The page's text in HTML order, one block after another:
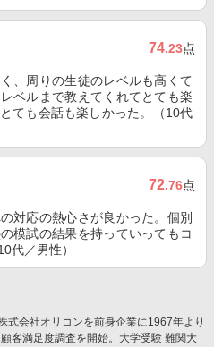
74.23点
、周りの生徒のレベルも高くて
ベルまで教えてくれてとても楽
ても会話も楽しかった。（10代
72.76点
対応の熱心さが良かった。個別
模試の結果を持っていってもコ
代／男性）
式会社オリコンを前身企業に1967年より
客満足度調査を開始。大学受験 難関大